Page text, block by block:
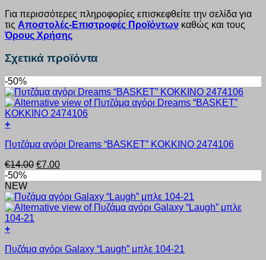
Για περισσότερες πληροφορίες επισκεφθείτε την σελίδα για
τις Αποστολές-Επιστροφές Προϊόντων καθώς και τους
Όρους Χρήσης
Σχετικά προϊόντα
-50%
+
το
έχει
πολλαπλές
παραλλαγές.
Οι
επιλογές
μπορούν
να
στη
Πυτζάμα αγόρι Dreams “BASKET” ΚΟΚΚΙΝΟ 2474106
€14.00 Original
€14.00.
€7.00Η
είναι:
€7.00.
-50%
NEW
+
το
Πυζάμα αγόρι Galaxy “Laugh” μπλε 104-21